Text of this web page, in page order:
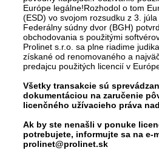
Európe legálne!Rozhodol o tom
(ESD) vo svojom rozsudku z 3.
Federálny súdny dvor (BGH)
obchodovania s použitými
Prolinet s.r.o. sa plne riadime
získané od renomovaného a
predajcu použitých licencií v
Všetky transakcie sú
dokumentáciou na zaručenie
licenčného užívacieho práva
Ak by ste nenašli v ponuke
potrebujete, informujte sa na e-
prolinet@prolinet.sk